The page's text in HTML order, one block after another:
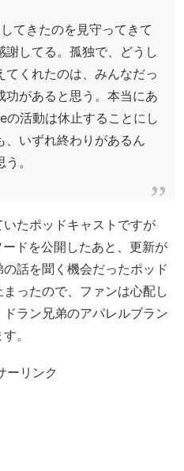
てきたのを見守ってきて
謝してる。孤独で、どうし
てくれたのは、みんなだっ
功があると思う。本当にあ
の活動は休止することにし
、いずれ終わりがあるん
。
たポッドキャストですが
ドを公開したあと、更新が
話を聞く機会だったポッド
ったので、ファンは心配し
ラン兄弟のアパレルブラン
。
ーリンク